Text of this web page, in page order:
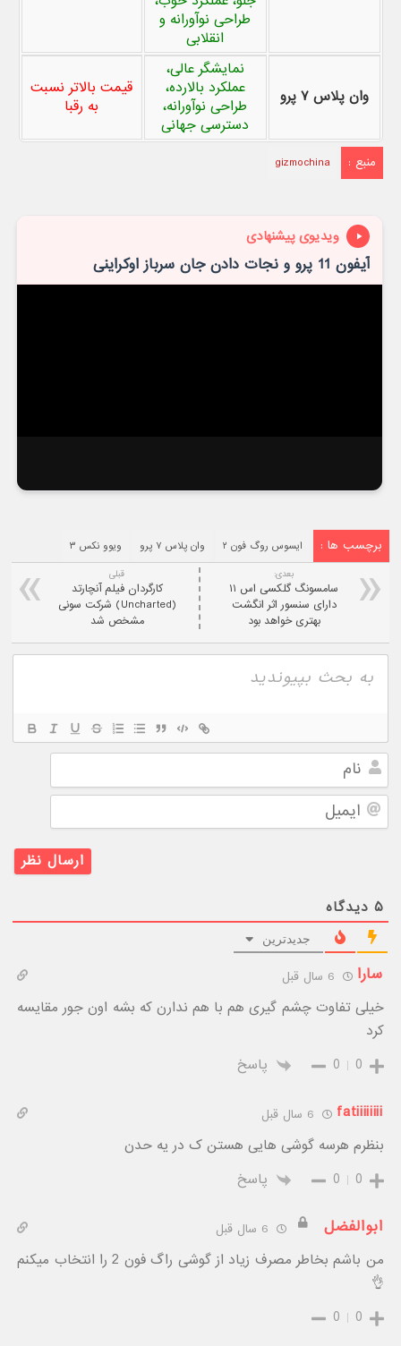
طراحی نوآورانه و
انقلابی
وان پلاس ۷ پرو
نمایشگر عالی،
عملکرد بالارده،
طراحی نوآورانه،
دسترسی جهانی
قیمت بالاتر نسبت
به رقبا
منبع : gizmochina
ویدیوی پیشنهادی
آیفون 11 پرو و نجات دادن جان سرباز اوکراینی
برچسب ها : ایسوس روگ فون ۲ وان پلاس ۷ پرو ویوو نکس ۳
قبلی
کارگردان فیلم آنچارتد
(Uncharted) شرکت سونی
مشخص شد
بعدی:
سامسونگ گلکسی اس ۱۱
دارای سنسور اثر انگشت
بهتری خواهد بود
نام
ایمیل
۵ دیدگاه
جدیدترین
سارا
خیلی تفاوت چشم گیری هم با هم ندارن که بشه اون جور مقایسه
کرد
0
0 پاسخ
fatiiiiiiii
بنظرم هرسه گوشی هایی هستن ک در یه حدن
0
0 پاسخ
ابوالفضل
من باشم بخاطر مصرف زیاد از گوشی راگ فون 2 را انتخاب میکنم
👌
0
0